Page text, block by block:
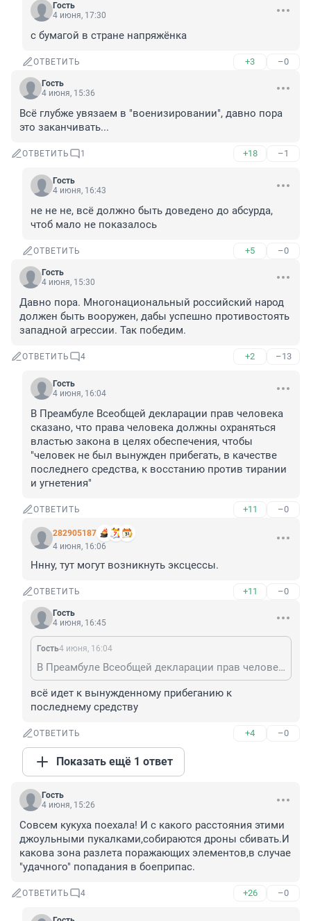
Гость
4 июня, 17:30
с бумагой в стране напряжёнка
ОТВЕТИТЬ +3 –0
Гость
4 июня, 15:36
Всё глубже увязаем в "военизировании", давно пора
это заканчивать...
ОТВЕТИТЬ 1 +18 –1
Гость
4 июня, 16:43
не не не, всё должно быть доведено до абсурда,
чтоб мало не показалось
ОТВЕТИТЬ +5 –0
Гость
4 июня, 15:30
Давно пора. Многонациональный российский народ
должен быть вооружен, дабы успешно противостоять
западной агрессии. Так победим.
ОТВЕТИТЬ 4 +2 –13
Гость
4 июня, 16:04
В Преамбуле Всеобщей декларации прав человека
сказано, что права человека должны охраняться
властью закона в целях обеспечения, чтобы
"человек не был вынужден прибегать, в качестве
последнего средства, к восстанию против тирании
и угнетения"
ОТВЕТИТЬ +11 –0
282905187
4 июня, 16:06
Ннну, тут могут возникнуть эксцессы.
ОТВЕТИТЬ +11 –0
Гость
4 июня, 16:45
Гость4 июня, 16:04
В Преамбуле Всеобщей декларации прав человека сказано, что права человека должны охраняться властью закона в целях обеспечения, чтобы "человек не был вынужден прибегать, в качестве последнего средства, к восстанию против тирании и угнетения"
всё идет к вынужденному прибеганию к
последнему средству
ОТВЕТИТЬ +4 –0
Показать ещё 1 ответ
Гость
4 июня, 15:26
Совсем кукуха поехала! И с какого расстояния этими
джоульными пукалками,собираются дроны сбивать.И
какова зона разлета поражающих элементов,в случае
"удачного" попадания в боеприпас.
ОТВЕТИТЬ 4 +26 –0